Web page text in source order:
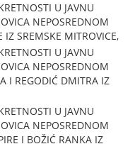
U JAVNU
NEPOSREDNOM
SREMSKE MITROVICE,
U JAVNU
NEPOSREDNOM
I REGODIĆ DMITRA IZ
U JAVNU
NEPOSREDNOM
I BOŽIĆ RANKA IZ